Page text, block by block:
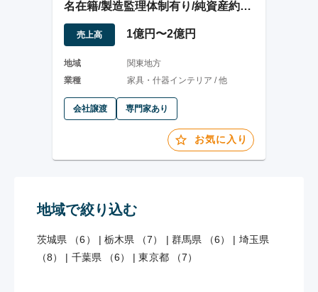
名在籍/製造監理体制有り/純資産約
6,500万
売上高 1億円〜2億円
地域
関東地方
業種
家具・什器インテリア / 他
会社譲渡 専門家あり
お気に入り
地域で絞り込む
茨城県 （6） | 栃木県 （7） | 群馬県 （6） | 埼玉県
（8）
| 千葉県 （6） |東京都 （7）